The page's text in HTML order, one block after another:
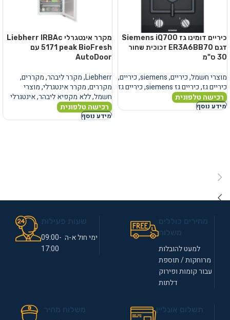
כיריים דומינו גז Siemens iQ700
דגם ER3A6BB70 זכוכית שחור
30 ס"מ
מוצרי חשמל,כיריים,
siemens
,כיריים,
כיריים גז,כיריים גז siemens ,כיריים גז
רכישה טלפונית
מידע נוסף
מקרר אינטגרלי Liebherr IRBAc
5171 peak BioFresh עם
AutoDoor
Liebherr
,מקרר ליבהר,מקררים,
מקררים,מקרר אינטגרלי,מוצרי
חשמל,ללא מקפיא ליבהר,אינטגרלי
רכישה טלפונית
מידע נוסף
למעט להובלות
מרוחקות / תוספת
עבור קומות ופירוק
דלתות
ימי חול א-ה 09:00-
17:00